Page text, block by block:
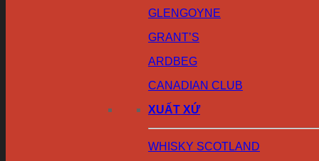
GLENGOYNE
GRANT’S
ARDBEG
CANADIAN CLUB
XUẤT XỨ
WHISKY SCOTLAND